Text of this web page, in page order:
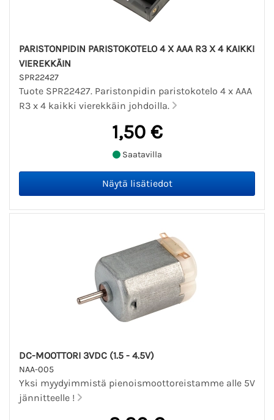
PARISTONPIDIN PARISTOKOTELO 4 X AAA R3 X 4 KAIKKI
VIEREKKÄIN
SPR22427
Tuote SPR22427. Paristonpidin paristokotelo 4 x AAA
R3 x 4 kaikki vierekkäin johdoilla.
1,50 €
Saatavilla
DC-MOOTTORI 3VDC (1.5 - 4.5V)
NAA-005
Yksi myydyimmistä pienoismoottoreistamme alle 5V
jännitteelle !